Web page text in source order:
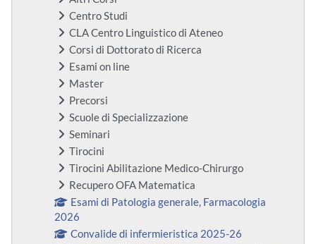
Centro Studi
CLA Centro Linguistico di Ateneo
Corsi di Dottorato di Ricerca
Esami on line
Master
Precorsi
Scuole di Specializzazione
Seminari
Tirocini
Tirocini Abilitazione Medico-Chirurgo
Recupero OFA Matematica
Esami di Patologia generale, Farmacologia
2026
Convalide di infermieristica 2025-26